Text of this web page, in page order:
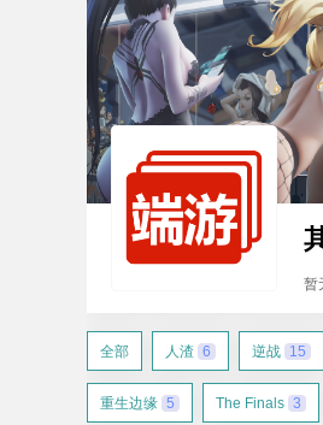
» › ›
暂
全部 人渣 6 逆战 15
重生边缘 5 The Finals 3